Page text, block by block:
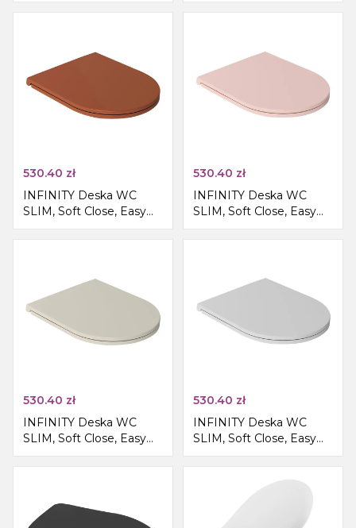
530.40 zł
INFINITY Deska WC
SLIM, Soft Close, Easy
Take, terracotta
530.40 zł
INFINITY Deska WC
SLIM, Soft Close, Easy
Take, salmon
530.40 zł
INFINITY Deska WC
SLIM, Soft Close, Easy
Take, ivory
530.40 zł
INFINITY Deska WC
SLIM, Soft Close, Easy
Take, biały mat